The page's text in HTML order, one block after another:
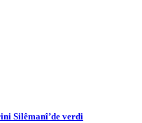
Silêmanî’de verdi